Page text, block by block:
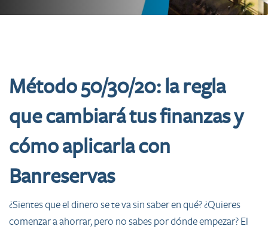
Método 50/30/20: la regla
que cambiará tus finanzas y
cómo aplicarla con
Banreservas
¿Sientes que el dinero se te va sin saber en qué? ¿Quieres
comenzar a ahorrar, pero no sabes por dónde empezar? El